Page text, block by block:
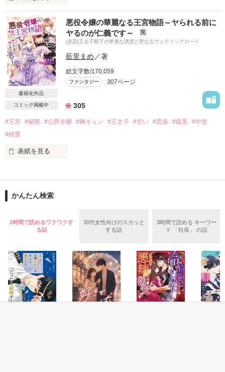
ったのは彼女に好意的な人々ばかりで……日々彼女は塞いでい
た思いを解きほぐされ、楽しい日々を過ごしながら、やがてぶ
っきらぼうだが素直で努力家の銀竜公爵との距離も近づいてゆ
く。だがそこに、実家から茶会の誘いがあり、そこには王太子
とサンドラも訪れるという――。
これは、聖女として失格だと蔑まれていたリュミエールが、自
分を取り巻く不遇な環境から解放され、幸せをつかみ取るまで
の物語。
特殊な力を受け継いでいるといわれるアンダーソン公爵家の令
嬢サエ・アンダーソンは、この日宮殿の階段の踊り場で皇帝で
あり夫であるネイサン・サッカリーから離縁を宣言される。ア
ンダーソン家の女子は代々王家に嫁ぐことが決められており、
彼女も例外ではなかった。その為、幼少から厳しい妃教育に耐
え、結婚したというのに、彼女は夫からいっさい顧みられなか
った。それどころか、夫は彼女の実父の後妻の娘、つまり義姉
と公然と浮気をしていた、そして、彼女と離縁後義姉と結婚す
るとも宣言する。しかも、彼女を隣国の国王に生贄に捧げると
も宣言した。だが、彼女は内心よろこんだ。やっと自由になれ
その踊り場で事故が起こる。義姉が彼女を階段から落としたの
だ。全身を強く打ち、気を失うサエ。気を失ったまま、彼女は
サエ。国王ヴィクター・ホワイトウェイはごつくて強面で、彼
と。事故のショックで彼女は目覚めたのだ。特殊な力「真の
くるしい言葉の数々、まっすぐで真摯な想いに、サエもいつし
は、つぎつぎに不運に襲われて……。
作品を読む
書籍化作品
コミック掲載中
悪役令嬢の華麗なる王宮物語～ヤられる前に
ヤるのが仁義です～
完
[原題]王太子殿下の華麗な誘惑と聖なるウェディングロード
藍里まめ／著
総文字数/170,059
ファンタジー 307ページ
305
#王宮 #秘密 #公爵令嬢 #胸キュン #王太子 #甘い #貴族 #腹黒 #中世
#純愛
表紙を見る
す。
聖なるウェディングロード
したたかでウブな公爵令嬢は、魅惑な王太子の手ほどきを受
け、清らかな愛に沈む。
「君に敵を作らない方法を教えたい。俺についておいで。肌を
かんたん検索
1時間で読めるワクワクす
る話
30代女性向けのスカッと
する話
3時間で読める キーワー
ド 「社長」 の話